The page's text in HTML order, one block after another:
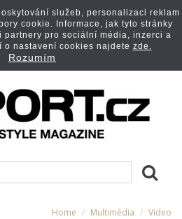
Home Multimédia
Video
služeb, personalizaci reklam
cookie. Informace, jak tyto stránky
partnery pro sociální média, inzerci a
o nastavení cookies najdete zde.
Rozumím